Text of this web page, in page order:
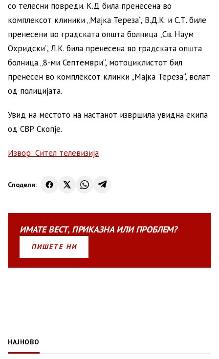
со телесни повреди. К.Д била пренесена во
комплексот клиники „Мајка Тереза“, В.Д.К. и С.Т. биле
пренесени во градската општа болница „Св. Наум
Охридски“, Л.К. била пренесена во градската општа
болница „8-ми Септември“, мотоциклистот бил
пренесен во комплексот клинки „Мајка Тереза“, велат
од полицијата.
Увид на местото на настанот извршила увидна екипа
од СВР Скопје.
Извор: Сител телевизија
Сподели:
ИМАТЕВЕСТ, ПРИКАЗНАИЛИПРОБЛЕМ?
ПИШЕТЕ НИ
НАЈНОВО